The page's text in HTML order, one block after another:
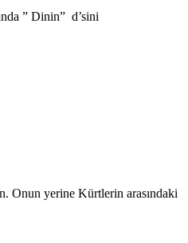
” Dinin” d’sini
Onun yerine Kürtlerin arasındaki